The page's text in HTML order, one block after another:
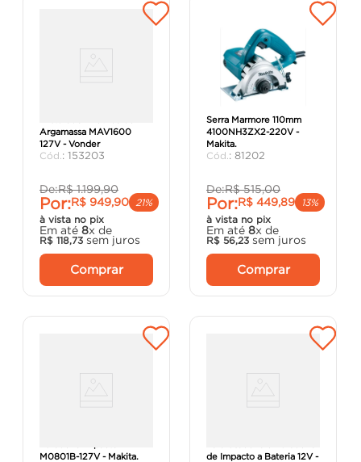
Argamassa MAV1600
127V - Vonder
: 153203
De:R$ 1.199,90
Por:R$ 949,90
21%
à vista no pix
Em até 8x de
R$ 118,73 sem juros
Comprar
Serra Marmore 110mm
4100NH3ZX2-220V -
Makita.
: 81202
De:R$ 515,00
Por:R$ 449,89
13%
à vista no pix
Em até 8x de
R$ 56,23 sem juros
Comprar
M0801B-127V - Makita.
de Impacto a Bateria 12V -